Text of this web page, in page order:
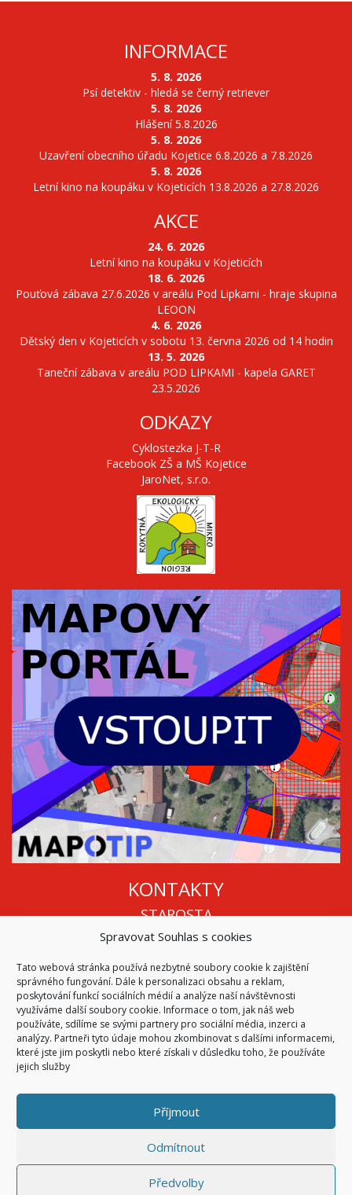
Spravovat Souhlas s cookies
Tato webová stránka používá nezbytné soubory cookie k zajištění
správného fungování. Dále k personalizaci obsahu a reklam,
poskytování funkcí sociálních médií a analýze naší návštěvnosti
využíváme další soubory cookie. Informace o tom, jak náš web
používáte, sdílíme se svými partnery pro sociální média, inzerci a
analýzy. Partneři tyto údaje mohou zkombinovat s dalšími informacemi,
které jste jim poskytli nebo které získali v důsledku toho, že používáte
jejich služby
Příjmout
Odmítnout
Předvolby
INFORMACE
5. 8. 2026
Psí detektiv - hledá se černý retriever
5. 8. 2026
Hlášení 5.8.2026
5. 8. 2026
Uzavření obecního úřadu Kojetice 6.8.2026 a 7.8.2026
5. 8. 2026
Letní kino na koupáku v Kojeticích 13.8.2026 a 27.8.2026
AKCE
24. 6. 2026
Letní kino na koupáku v Kojeticích
18. 6. 2026
Pouťová zábava 27.6.2026 v areálu Pod Lipkami - hraje skupina
LEOON
4. 6. 2026
Dětský den v Kojeticích v sobotu 13. června 2026 od 14 hodin
13. 5. 2026
Taneční zábava v areálu POD LIPKAMI - kapela GARET
23.5.2026
ODKAZY
Cyklostezka J-T-R
Facebook ZŠ a MŠ Kojetice
JaroNet, s.r.o.
KONTAKTY
STAROSTA
Mgr. Roman Vala
info@oukojetice.cz
ÚŘEDNÍ HODINY
Po, St: 15:30 - 16:30
Všechny kontakty | Kde nás najdete
© 2026Obec Kojetice na Moravě
Všechna práva vyhrazena
Code & Design bySymphony Digital